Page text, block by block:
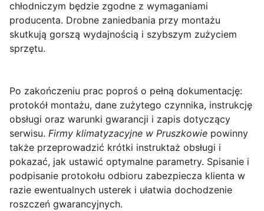
chłodniczym będzie zgodne z wymaganiami
producenta. Drobne zaniedbania przy montażu
skutkują gorszą wydajnością i szybszym zużyciem
sprzętu.
Po zakończeniu prac poproś o pełną dokumentację:
protokół montażu, dane zużytego czynnika, instrukcję
obsługi oraz warunki gwarancji i zapis dotyczący
serwisu. Firmy klimatyzacyjne w Pruszkowie powinny
także przeprowadzić krótki instruktaż obsługi i
pokazać, jak ustawić optymalne parametry. Spisanie i
podpisanie protokołu odbioru zabezpiecza klienta w
razie ewentualnych usterek i ułatwia dochodzenie
roszczeń gwarancyjnych.